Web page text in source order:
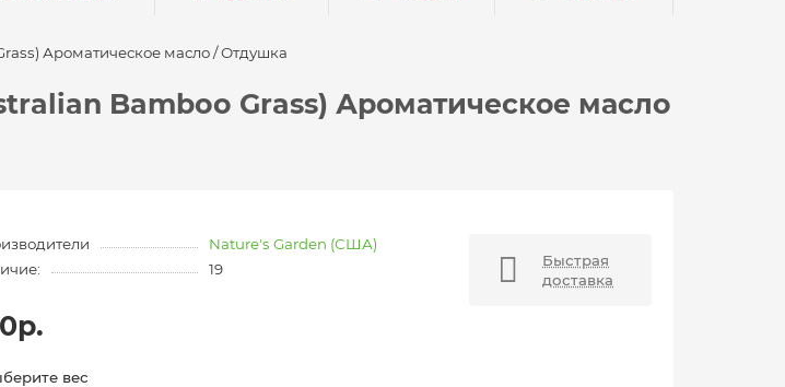
Ароматическое масло / Отдушка
Bamboo Grass) Ароматическое масло
Nature's Garden (США)
19
вес
Быстрая
доставка